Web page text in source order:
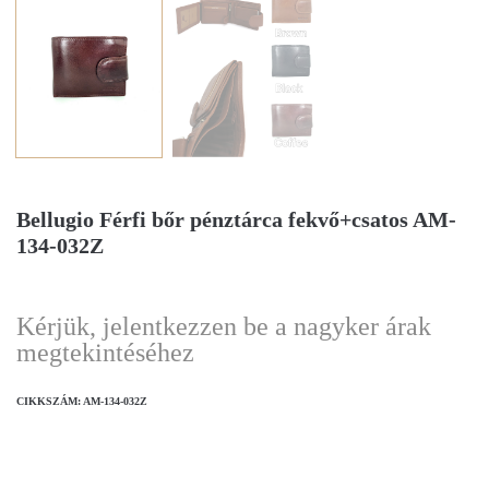
Bellugio Férfi bőr pénztárca fekvő+csatos AM-
134-032Z
Kérjük, jelentkezzen be a nagyker árak
megtekintéséhez
CIKKSZÁM: AM-134-032Z